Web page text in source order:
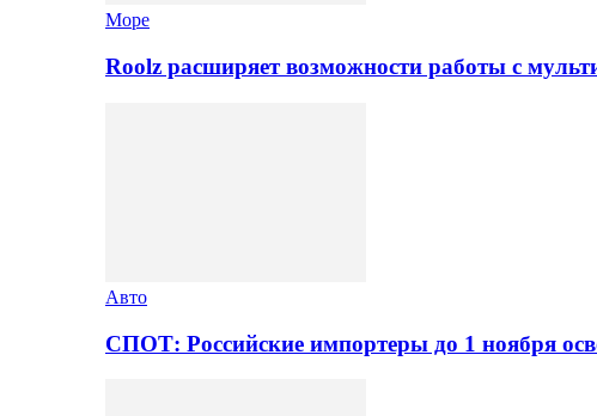
Море
Roolz расширяет возможности работы с
Авто
СПОТ: Российские импортеры до 1 ноября